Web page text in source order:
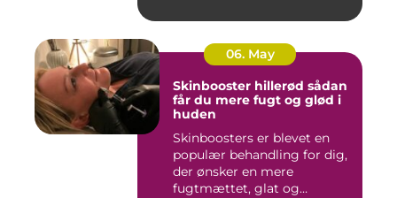
06. May
Skinbooster hillerød sådan
får du mere fugt og glød i
huden
Skinboosters er blevet en
populær behandling for dig,
der ønsker en mere
fugtmættet, glat og